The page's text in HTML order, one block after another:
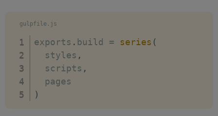
gulpfile.js
exports . build = series (
  styles
,
  scripts
,
)